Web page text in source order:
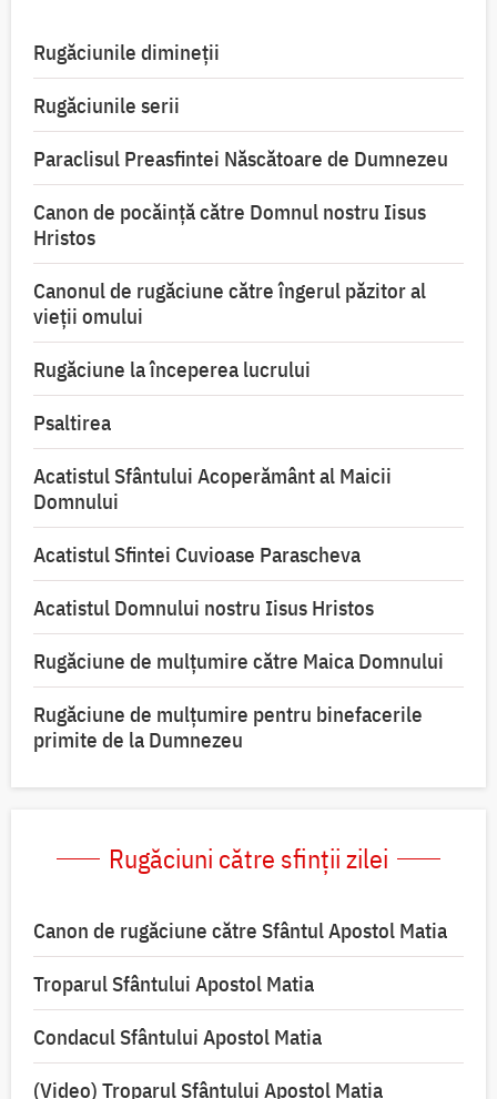
Rugăciunile dimineții
Rugăciunile serii
Paraclisul Preasfintei Născătoare de Dumnezeu
Canon de pocăință către Domnul nostru Iisus
Hristos
Canonul de rugăciune către îngerul păzitor al
vieții omului
Rugăciune la începerea lucrului
Psaltirea
Acatistul Sfântului Acoperământ al Maicii
Domnului
Acatistul Sfintei Cuvioase Parascheva
Acatistul Domnului nostru Iisus Hristos
Rugăciune de mulţumire către Maica Domnului
Rugăciune de mulțumire pentru binefacerile
primite de la Dumnezeu
Rugăciuni către sfinții zilei
Canon de rugăciune către Sfântul Apostol Matia
Troparul Sfântului Apostol Matia
Condacul Sfântului Apostol Matia
(Video) Troparul Sfântului Apostol Matia